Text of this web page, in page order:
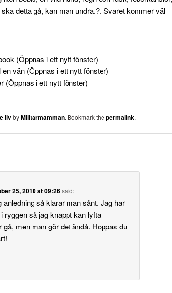
detta gå, kan man undra.?. Svaret kommer väl
(Öppnas i ett nytt fönster)
vän (Öppnas i ett nytt fönster)
(Öppnas i ett nytt fönster)
livbyMilitarmamman. Bookmark the permalink.
25, 2010 at 09:26said:
anledning så klarar man sånt. Jag har
ryggen så jag knappt kan lyfta
gå, men man gör det ändå. Hoppas du